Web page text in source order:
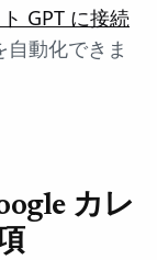
GPT に接続
動化できま
カレ